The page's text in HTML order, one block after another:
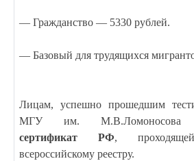
— Гражданство — 5330 рублей.
— Базовый для трудящихся
Лицам, успешно прошедшим
МГУ им.
сертификат РФ,
всероссийскому реестру.